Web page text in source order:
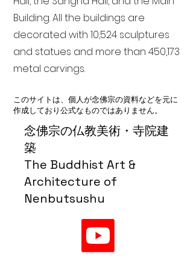
念佛宗の仏教美術・寺院建
築
The Buddhist Art &
Architecture of
Nenbutsushu
Building. All the buildings are
decorated with 10,524 sculptures
and statues and more than 450,173
metal carvings.
このサイトは、個人が念佛宗の資料などを元に
作成しており公式なものではありません。